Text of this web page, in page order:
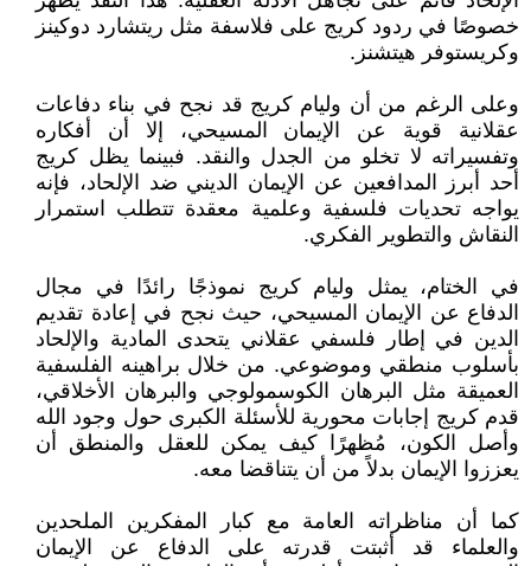
خصوصًا في ردود كريج على فلاسفة مثل ريتشارد دوكينز
وكريستوفر هيتشنز.
وعلى الرغم من أن وليام كريج قد نجح في بناء دفاعات
عقلانية قوية عن الإيمان المسيحي، إلا أن أفكاره
وتفسيراته لا تخلو من الجدل والنقد. فبينما يظل كريج
أحد أبرز المدافعين عن الإيمان الديني ضد الإلحاد، فإنه
يواجه تحديات فلسفية وعلمية معقدة تتطلب استمرار
النقاش والتطوير الفكري.
في الختام، يمثل وليام كريج نموذجًا رائدًا في مجال
الدفاع عن الإيمان المسيحي، حيث نجح في إعادة تقديم
الدين في إطار فلسفي عقلاني يتحدى المادية والإلحاد
بأسلوب منطقي وموضوعي. من خلال براهينه الفلسفية
العميقة مثل البرهان الكوسمولوجي والبرهان الأخلاقي،
قدم كريج إجابات محورية للأسئلة الكبرى حول وجود الله
وأصل الكون، مُظهرًا كيف يمكن للعقل والمنطق أن
يعززوا الإيمان بدلاً من أن يتناقضا معه.
كما أن مناظراته العامة مع كبار المفكرين الملحدين
والعلماء قد أثبتت قدرته على الدفاع عن الإيمان